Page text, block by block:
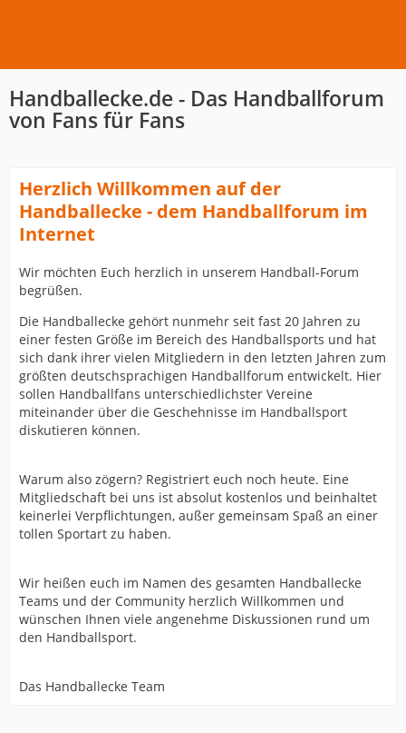
Handballecke.de - Das Handballforum
von Fans für Fans
Herzlich Willkommen auf der
Handballecke - dem Handballforum im
Internet
Wir möchten Euch herzlich in unserem Handball-Forum
begrüßen.
Die Handballecke gehört nunmehr seit fast 20 Jahren zu
einer festen Größe im Bereich des Handballsports und hat
sich dank ihrer vielen Mitgliedern in den letzten Jahren zum
größten deutschsprachigen Handballforum entwickelt. Hier
sollen Handballfans unterschiedlichster Vereine
miteinander über die Geschehnisse im Handballsport
diskutieren können.
Warum also zögern? Registriert euch noch heute. Eine
Mitgliedschaft bei uns ist absolut kostenlos und beinhaltet
keinerlei Verpflichtungen, außer gemeinsam Spaß an einer
tollen Sportart zu haben.
Wir heißen euch im Namen des gesamten Handballecke
Teams und der Community herzlich Willkommen und
wünschen Ihnen viele angenehme Diskussionen rund um
den Handballsport.
Das Handballecke Team